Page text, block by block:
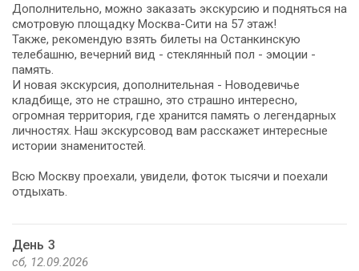
Дополнительно, можно заказать экскурсию и подняться на
смотровую площадку Москва-Сити на 57 этаж!
Также, рекомендую взять билеты на Останкинскую
телебашню, вечерний вид - стеклянный пол - эмоции -
память.
И новая экскурсия, дополнительная - Новодевичье
кладбище, это не страшно, это страшно интересно,
огромная территория, где хранится память о легендарных
личностях. Наш экскурсовод вам расскажет интересные
истории знаменитостей.
Всю Москву проехали, увидели, фоток тысячи и поехали
отдыхать.
День 3
сб, 12.09.2026